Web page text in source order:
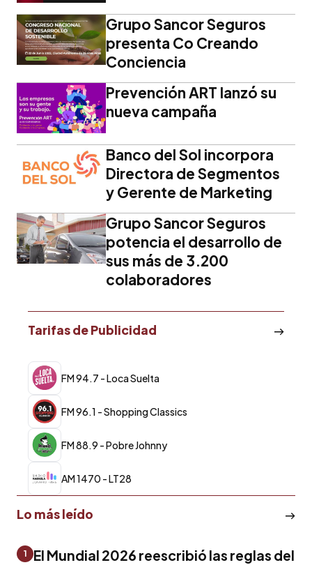
Grupo Sancor Seguros
presenta Co Creando
Conciencia
Prevención ART lanzó su
nueva campaña
Banco del Sol incorpora
Directora de Segmentos
y Gerente de Marketing
Grupo Sancor Seguros
potencia el desarrollo de
sus más de 3.200
colaboradores
Tarifas de Publicidad
FM 94.7 - Loca Suelta
FM 96.1 - Shopping Classics
FM 88.9 - Pobre Johnny
AM 1470 - LT28
Lo más leído
1
El Mundial 2026 reescribió las reglas del